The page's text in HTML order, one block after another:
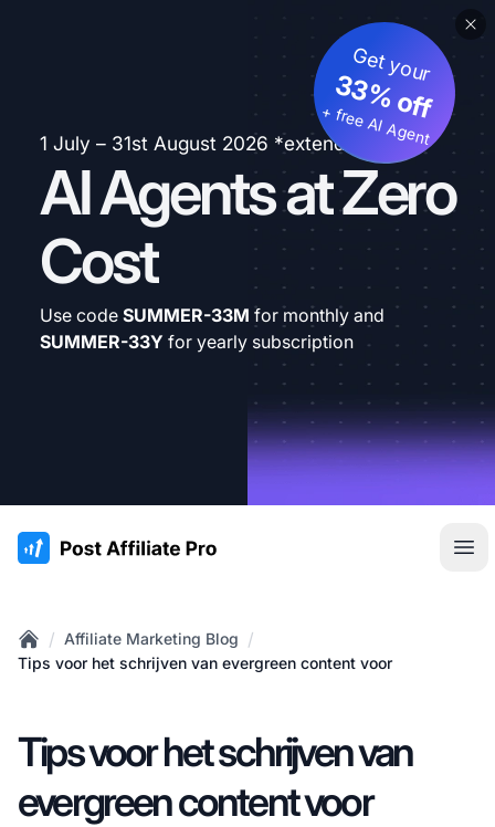
1 July – 31st August 2026 *extended
AI Agents at Zero
Cost
Get your
33% off
+ free AI Agent
Use code SUMMER-33M for monthly and
SUMMER-33Y for yearly subscription
:site.title
Home
/ Affiliate Marketing Blog /
Tips voor het schrijven van evergreen content voor
Tips voor het schrijven van
evergreen content voor